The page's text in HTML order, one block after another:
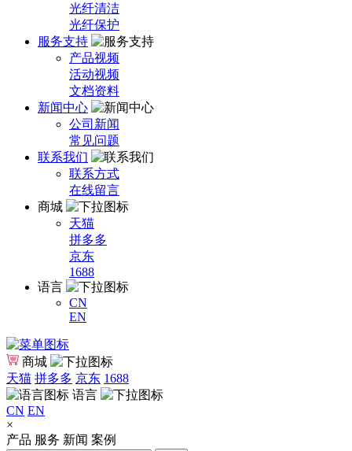
光纤清洁
光纤保护
服务支持
产品视频
活动视频
文档资料
新闻中心
公司新闻
常见问题
联系我们
联系方式
在线留言
商城
天猫
拼多多
京东
1688
语言
CN
EN
商城
天猫 拼多多 京东 1688
语言
CN EN
×
产品 服务 新闻 案例